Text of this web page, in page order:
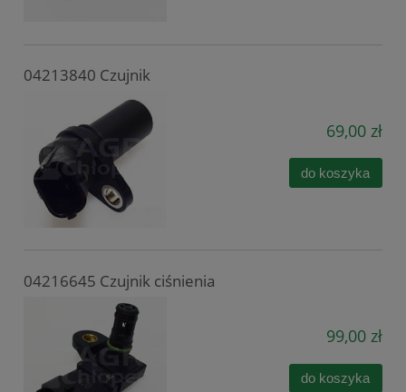
04213840 Czujnik
69,00 zł
do koszyka
04216645 Czujnik ciśnienia
99,00 zł
do koszyka